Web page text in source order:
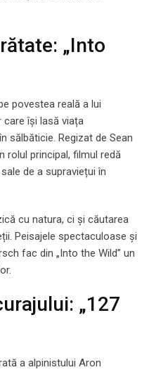
„Into
povestea reală a lui
care își lasă viața
sălbăticie. Regizat de Sean
rolul principal, filmul redă
de a supraviețui în
cu natura, ci și căutarea
Peisajele spectaculoase și
fac din „Into the Wild” un
„127
a alpinistului Aron